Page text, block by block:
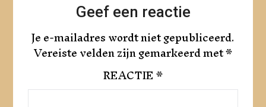
Geef een reactie
Je e-mailadres wordt niet gepubliceerd.
Vereiste velden zijn gemarkeerd met*
REACTIE*